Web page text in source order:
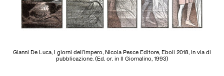
Gianni De Luca, I giorni dell’impero, Nicola Pesce Editore, Eboli 2018, in via di
pubblicazione. (Ed. or. in Il Giornalino, 1993)